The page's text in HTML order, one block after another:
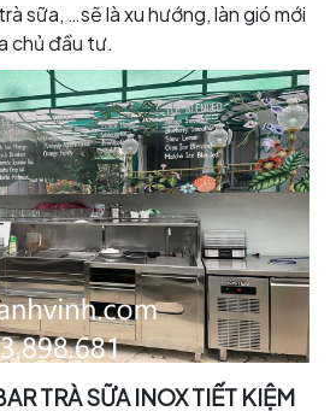
sữa, …sẽ là xu hướng, làn gió mới
chủ đầu tư.
TRÀ SỮA INOX TIẾT KIỆM